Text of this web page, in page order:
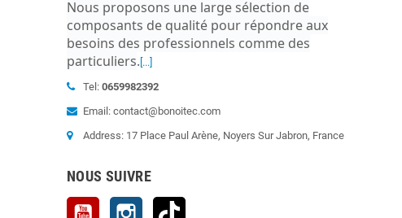
Nous proposons une large sélection de
composants de qualité pour répondre aux
besoins des professionnels comme des
particuliers. [...]
Tel: 0659982392
Email: contact@bonoitec.com
Address: 17 Place Paul Arène, Noyers Sur Jabron, France
NOUS SUIVRE
YouTube Instagram